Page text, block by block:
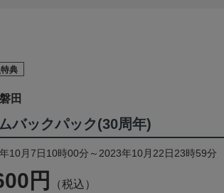
典
田
バックパック(30周年)
10月7日10時00分～2023年10月22日23時59分
円 （税込）